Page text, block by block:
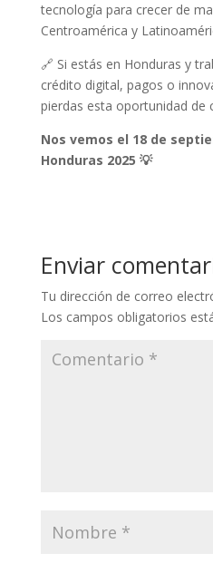
tecnología para crecer de
Centroamérica y
🔗 Si estás en Honduras y
crédito digital, pagos o
pierdas esta oportunidad de
Nos vemos el 18 de
Honduras 2025 💡
Enviar
Tu dirección de correo
Los campos obligatorios